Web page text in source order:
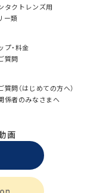
タクトレンズ用
ー類
プ・料金
質問
質問（はじめての方へ）
係者のみなさまへ
画